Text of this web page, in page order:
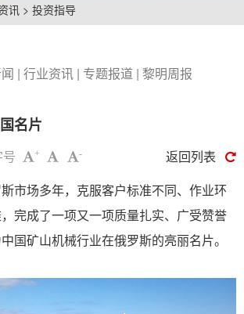
讯 > 投资指导
| 行业资讯 | 专题报道 | 黎明周报
名片
号 + -
返回列表
市场多年，克服客户标准不同、作业环
完成了一项又一项质量扎实、广受赞誉
国矿山机械行业在俄罗斯的亮丽名片。